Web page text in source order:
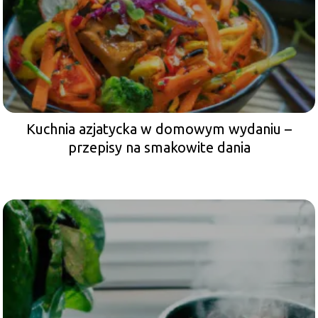
Kuchnia azjatycka w domowym wydaniu –
przepisy na smakowite dania